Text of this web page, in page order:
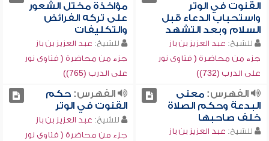
القنوت في الوتر
واستحباب الدعاء قبل
السلام وبعد التشهد
للشيخ: عبد العزيز بن باز
جزء من محاضرة ( فتاوى نور
على الدرب (732))
مؤاخذة مختل الشعور
على تركه الفرائض
والتكليفات
للشيخ: عبد العزيز بن باز
جزء من محاضرة ( فتاوى نور
على الدرب (765))
الفهرس:معنى
البدعة وحكم الصلاة
خلف صاحبها
للشيخ: عبد العزيز بن باز
الفهرس:حكم
القنوت في الوتر
للشيخ: عبد العزيز بن باز
جزء من محاضرة ( فتاوى نور